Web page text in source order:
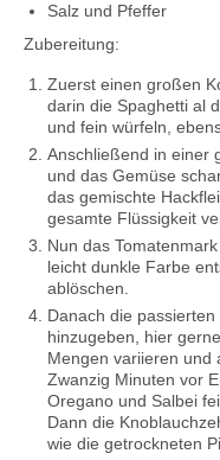
Salz und Pfeffer
Zubereitung:
Zuerst einen großen
darin die Spaghetti al
und fein würfeln,
Anschließend in einer
und das Gemüse
das gemischte
gesamte Flüssigkeit
Nun das
leicht dunkle Farbe
ablöschen.
Danach die
hinzugeben, hier
Mengen variieren und
Zwanzig Minuten vor
Oregano und Salbei
Dann die
wie die getrockneten